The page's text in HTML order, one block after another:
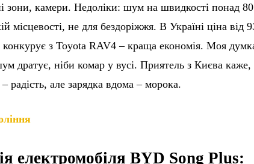
зони, камери. Недоліки: шум на швидкості понад 80
місцевості, не для бездоріжжя. В Україні ціна від
з Toyota RAV4 – краща економія. Моя
дратує, ніби комар у вусі. Приятель з Києва каже,
радість, але зарядка вдома – морока.
електромобіля BYD Song Plus: